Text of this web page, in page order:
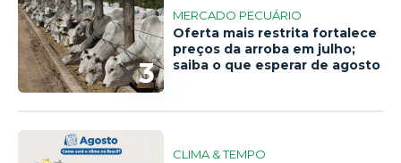
3
MERCADO PECUÁRIO
Oferta mais restrita fortalece
preços da arroba em julho;
saiba o que esperar de agosto
CLIMA & TEMPO